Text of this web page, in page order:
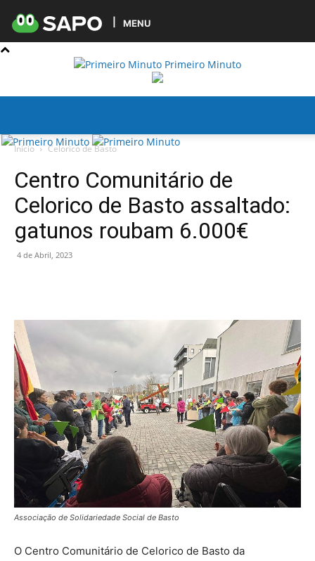
MENU
Primeiro Minuto
Início Celorico de Basto
Centro Comunitário de
Celorico de Basto assaltado:
gatunos roubam 6.000€
4 de Abril, 2023
Associação de Solidariedade Social de Basto
O Centro Comunitário de Celorico de Basto da